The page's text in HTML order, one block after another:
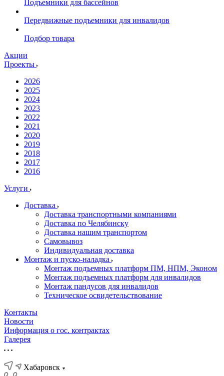
Подъемники для бассейнов
Передвижные подъемники для инвалидов
Подбор товара
Акции
Проекты
2026
2025
2024
2023
2022
2021
2020
2019
2018
2017
2016
Услуги
Доставка
Доставка транспортными компаниями
Доставка по Челябинску
Доставка нашим транспортом
Самовывоз
Индивидуальная доставка
Монтаж и пуско-наладка
Монтаж подъемных платформ ПМ, НПМ, Эконом
Монтаж подъемных платформ для инвалидов
Монтаж пандусов для инвалидов
Техническое освидетельствование
Контакты
Новости
Информация о гос. контрактах
Галерея
Хабаровск